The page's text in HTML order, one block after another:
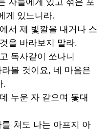
게 있느니라.
서 제 빛깔을 내거나 스
을 바라보지 말라.
독사같이 쏘나니
볼 것이요, 네 마음은
.
누운 자 같으며 돛대
쳐도 나는 아프지 아